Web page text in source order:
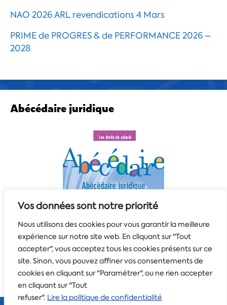
Vos données sont notre priorité
Nous utilisons des cookies pour vous garantir la meilleure
expérience sur notre site web. En cliquant sur "Tout
accepter", vous acceptez tous les cookies présents sur ce
site. Sinon, vous pouvez affiner vos consentements de
cookies en cliquant sur "Paramétrer", ou ne rien accepter
en cliquant sur "Tout
refuser". Lire la politique de confidentialité
NAO 2026 ARL revendications 4 Mars
PRIME de PROGRES & de PERFORMANCE 2026 –
2028
Abécédaire juridique